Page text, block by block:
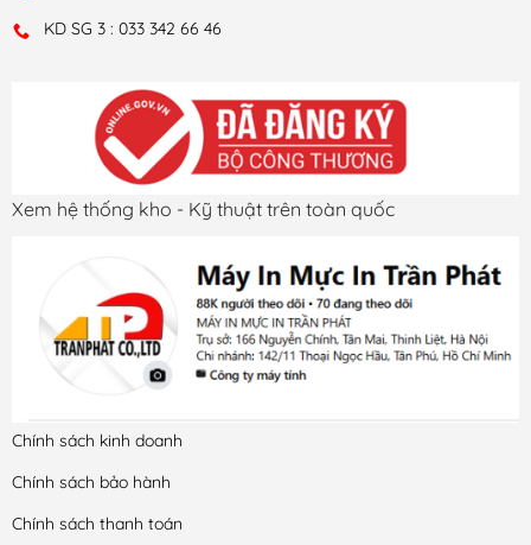
KD SG 3 : 033 342 66 46
Xem hệ thống kho - Kỹ thuật trên toàn quốc
Chính sách kinh doanh
Chính sách bảo hành
Chính sách thanh toán